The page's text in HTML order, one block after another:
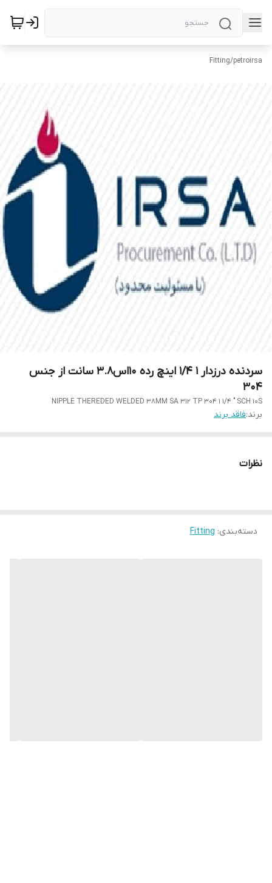
petroirsa
/
Fitting
سردنده درزدار 1 1/4 اینچ رده 10اس3.8 سانت از جنس
304
NIPPLE THEREDED WELDED 38MM SA 312 TP 304 1 1/4 " SCH 10S
برند:فاقد برند
نظرات
دسته‌بندی:
Fitting